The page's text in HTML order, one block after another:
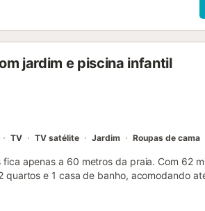
A propriedade oferece belas vistas
envolvente. Estacionamento
aberta no rés-do-chão. O terceiro quarto
com acesso à varanda e vistas
jardim e piscina infantil
TV TV satélite Jardim Roupas de cama
apenas a 60 metros da praia. Com 62
e 1 casa de banho, acomodando
O quarto 1 tem 1 cama de casal e o quarto